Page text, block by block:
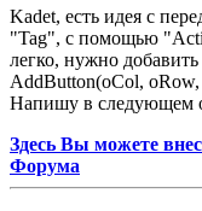
Kadet, есть идея с
"Tag", с помощью
легко, нужно
AddButton(oCol,
Напишу в следующем
Здесь Вы можете
Форума